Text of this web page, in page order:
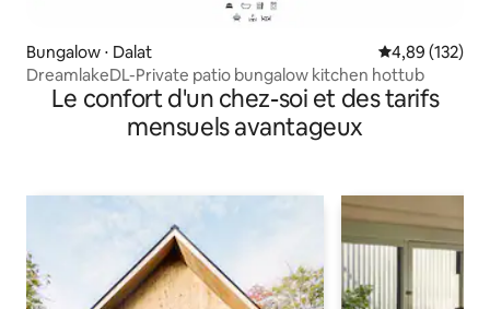
Bungalow ⋅ Dalat Évaluation
4,89 (132)
DreamlakeDL-Private patio bungalow kitchen hottub
Le confort d'un chez-soi et des tarifs
mensuels avantageux